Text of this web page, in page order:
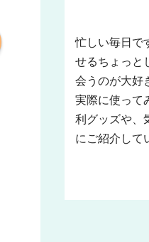
忙しい毎日で
せるちょっと
会うのが大好
実際に使って
利グッズや、
にご紹介して